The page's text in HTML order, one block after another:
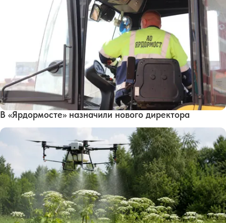
В «Ярдормосте» назначили нового директора